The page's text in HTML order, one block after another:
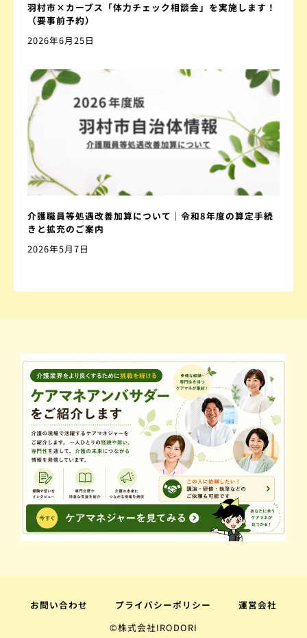
羽村市×カーブス「体力チェック相談会」を実施します！
（要事前予約）
2026年6月25日
介護職員等処遇改善加算について｜令和8年度の算定手続
きと拡充のご案内
2026年5月7日
お問い合わせ プライバシーポリシー
運営会社
©株式会社IRODORI